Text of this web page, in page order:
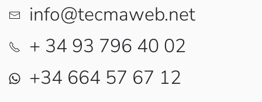
info@tecmaweb.net
+ 34 93 796 40 02
+34 664 57 67 12